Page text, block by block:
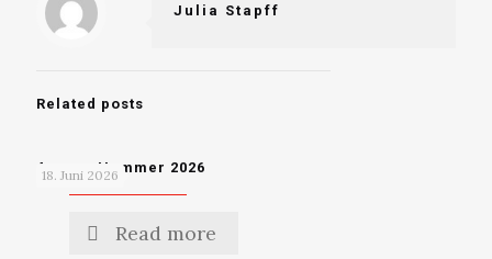
Julia Stapff
Related posts
18. Juni 2026
Ammer Hammer 2026
Read more